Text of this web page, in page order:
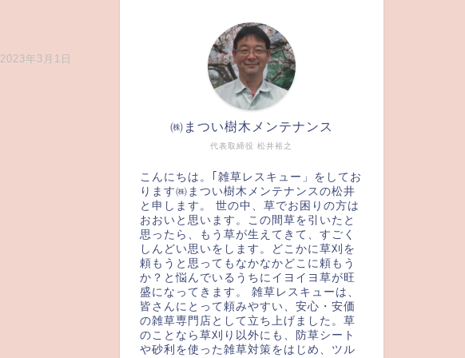
2023年3月1日
代表取締役 松井裕之
㈱まつい樹木メンテナンス
こんにちは。｢雑草レスキュー」をしてお
ります㈱まつい樹木メンテナンスの松井
と申します。 世の中、草でお困りの方は
おおいと思います。この間草を引いたと
思ったら、もう草が生えてきて、すごく
しんどい思いをします。どこかに草刈を
頼もうと思ってもなかなかどこに頼もう
か？と悩んでいるうちにイヨイヨ草が旺
盛になってきます。 雑草レスキューは、
皆さんにとって頼みやすい、安心・安価
の雑草専門店として立ち上げました。草
のことなら草刈り以外にも、防草シート
や砂利を使った雑草対策をはじめ、ツル